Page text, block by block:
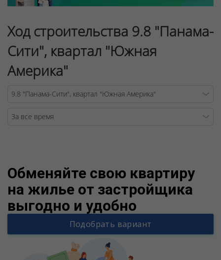
Ход строительства 9.8 "Панама-
Сити", квартал "Южная
Америка"
Обменяйте свою квартиру
на жилье от застройщика
выгодно и удобно
Подобрать вариант